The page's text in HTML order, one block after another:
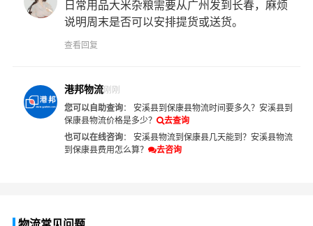
日常用品大米杂粮需要从广州发到长春，麻烦
说明周末是否可以安排提货或送货。
查看回复
港邦物流刚刚
您可以自助查询： 安溪县到保康县物流时间要多久？ 安溪县到
保康县物流价格是多少？
去查询
也可以在线咨询： 安溪县物流到保康县几天能到？ 安溪县物流
到保康县费用怎么算？
去咨询